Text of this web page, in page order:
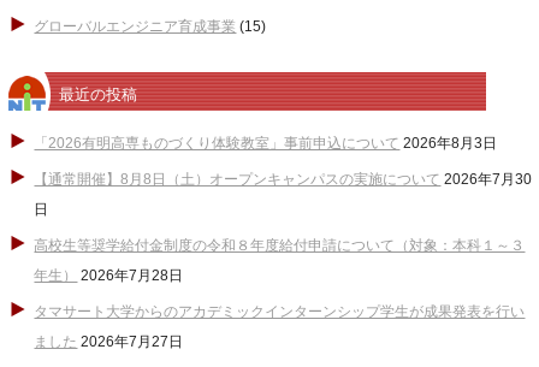
グローバルエンジニア育成事業 (15)
最近の投稿
「2026有明高専ものづくり体験教室」事前申込について 2026年8月3日
【通常開催】8月8日（土）オープンキャンパスの実施について 2026年7月30
日
高校生等奨学給付金制度の令和８年度給付申請について（対象：本科１～３
年生）
2026年7月28日
タマサート大学からのアカデミックインターンシップ学生が成果発表を行い
ました 2026年7月27日